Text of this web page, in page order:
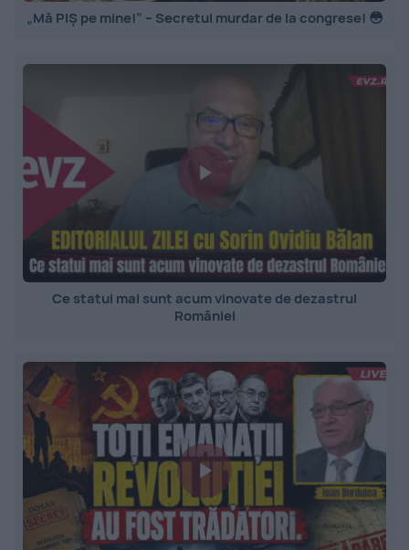
„Mă PIȘ pe mine!” – Secretul murdar de la congrese! 😳
Ce statui mai sunt acum vinovate de dezastrul
României